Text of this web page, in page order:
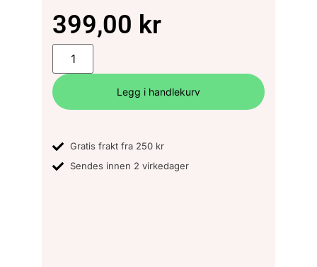
399,00 kr
Legg i handlekurv
Gratis frakt fra 250 kr
Sendes innen 2 virkedager